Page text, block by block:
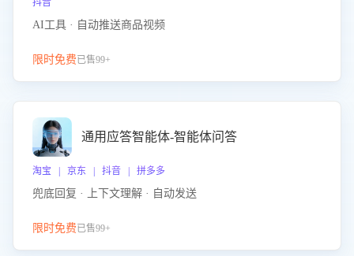
抖音
AI工具 · 自动推送商品视频
限时免费已售99+
通用应答智能体-智能体问答
淘宝 | 京东 | 抖音 | 拼多多
兜底回复 · 上下文理解 · 自动发送
限时免费已售99+